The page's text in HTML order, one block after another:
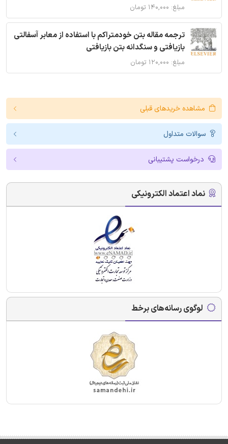
مبلغ: ۱۴۰,۰۰۰ تومان
ترجمه مقاله بتن خودمتراکم با استفاده از معابر آسفالتی
بازیافتی و سنگدانه بتن بازیافتی
مبلغ: ۱۲۰,۰۰۰ تومان
مشاهده خریدهای قبلی
سوالات متداول
درخواست پشتیبانی
نماد اعتماد الکترونیکی
لوگوی رسانه‌های برخط